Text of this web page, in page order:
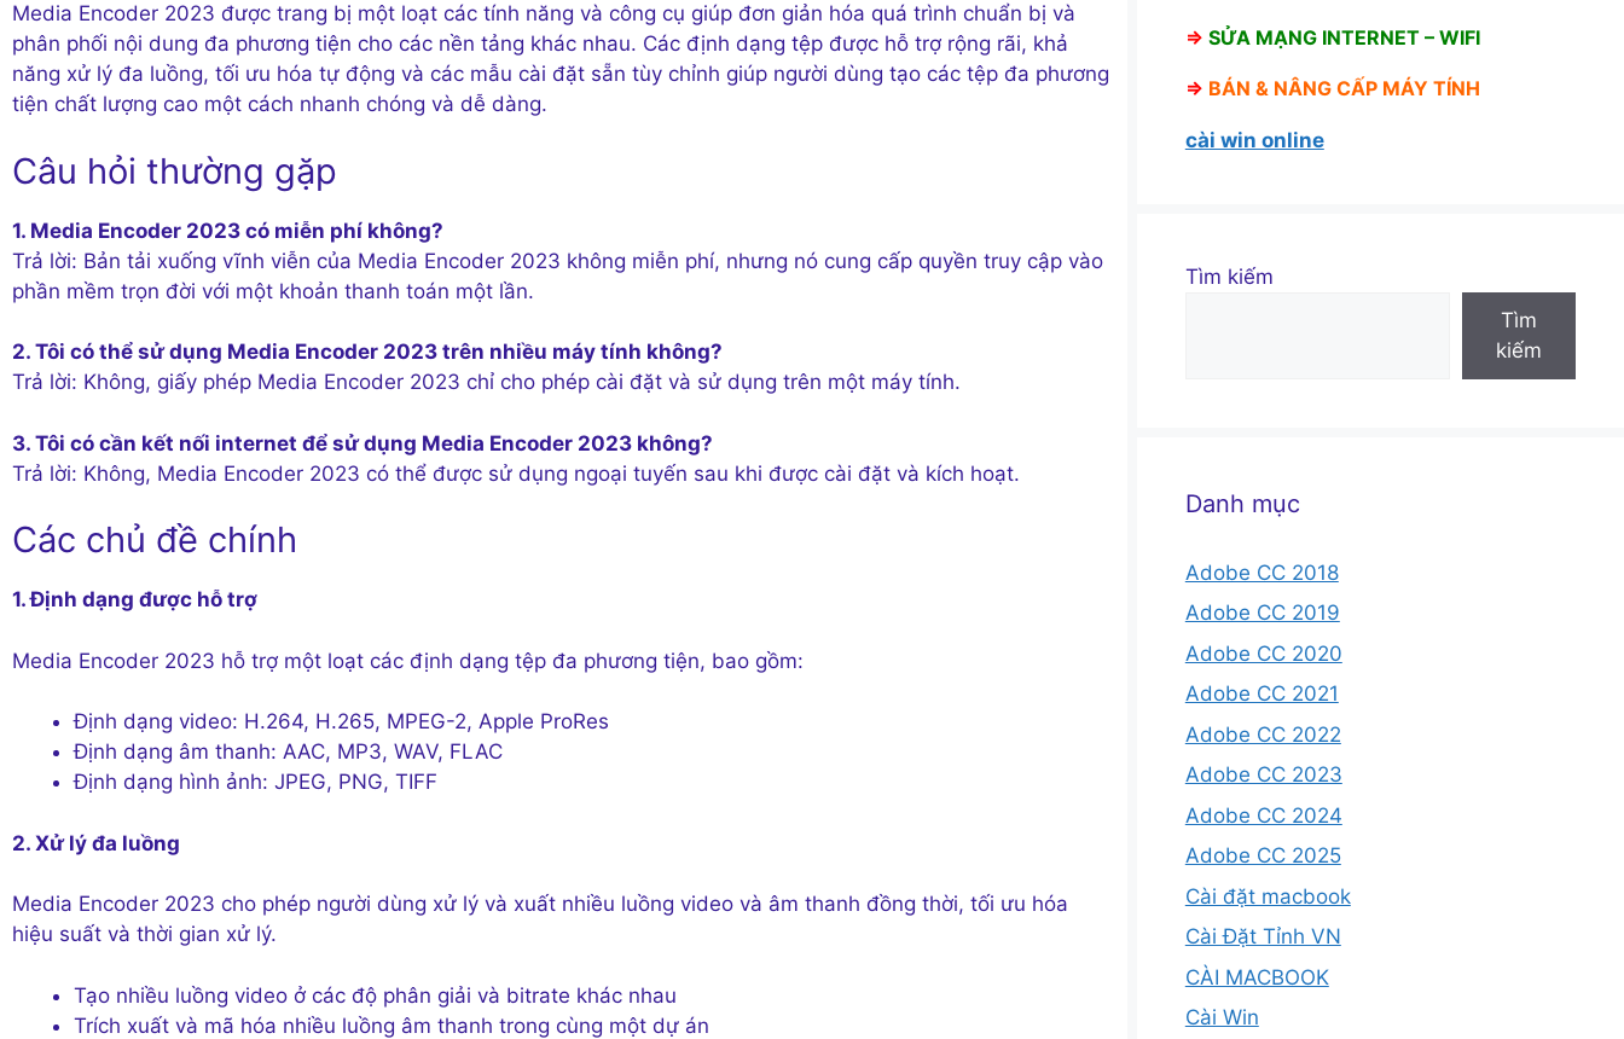
Media Encoder 2023 được trang bị một loạt các tính năng và công cụ giúp đơn giản hóa quá trình chuẩn bị và
phân phối nội dung đa phương tiện cho các nền tảng khác nhau. Các định dạng tệp được hỗ trợ rộng rãi, khả
năng xử lý đa luồng, tối ưu hóa tự động và các mẫu cài đặt sẵn tùy chỉnh giúp người dùng tạo các tệp đa phương
tiện chất lượng cao một cách nhanh chóng và dễ dàng.
Câu hỏi thường gặp
1. Media Encoder 2023 có miễn phí không?
Trả lời: Bản tải xuống vĩnh viễn của Media Encoder 2023 không miễn phí, nhưng nó cung cấp quyền truy cập vào
phần mềm trọn đời với một khoản thanh toán một lần.
2. Tôi có thể sử dụng Media Encoder 2023 trên nhiều máy tính không?
Trả lời: Không, giấy phép Media Encoder 2023 chỉ cho phép cài đặt và sử dụng trên một máy tính.
3. Tôi có cần kết nối internet để sử dụng Media Encoder 2023 không?
Trả lời: Không, Media Encoder 2023 có thể được sử dụng ngoại tuyến sau khi được cài đặt và kích hoạt.
Các chủ đề chính
1. Định dạng được hỗ trợ
Media Encoder 2023 hỗ trợ một loạt các định dạng tệp đa phương tiện, bao gồm:
Định dạng video: H.264, H.265, MPEG-2, Apple ProRes
Định dạng âm thanh: AAC, MP3, WAV, FLAC
Định dạng hình ảnh: JPEG, PNG, TIFF
2. Xử lý đa luồng
Media Encoder 2023 cho phép người dùng xử lý và xuất nhiều luồng video và âm thanh đồng thời, tối ưu hóa
hiệu suất và thời gian xử lý.
Tạo nhiều luồng video ở các độ phân giải và bitrate khác nhau
Trích xuất và mã hóa nhiều luồng âm thanh trong cùng một dự án
⇒ SỬA MẠNG INTERNET – WIFI
⇒ BÁN & NÂNG CẤP MÁY TÍNH
cài win online
Tìm kiếm
Tìm
kiếm
Danh mục
Adobe CC 2018
Adobe CC 2019
Adobe CC 2020
Adobe CC 2021
Adobe CC 2022
Adobe CC 2023
Adobe CC 2024
Adobe CC 2025
Cài đặt macbook
Cài Đặt Tỉnh VN
CÀI MACBOOK
Cài Win